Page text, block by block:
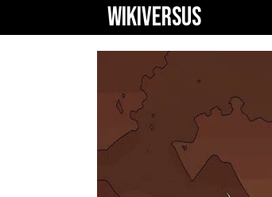
WIKIVERSUS